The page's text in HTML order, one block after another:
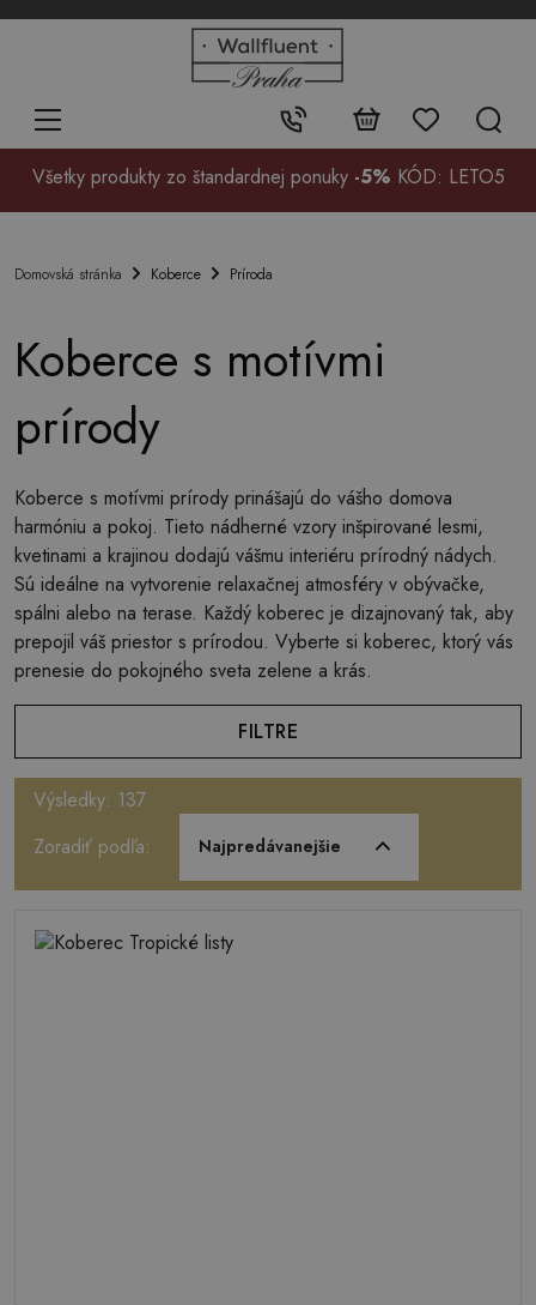
Kontakt:
+48
99
Všetky produkty zo štandardnej ponuky -5% KÓD: LETO5
Domovská stránka Koberce Príroda
Koberce s motívmi
prírody
Koberce s motívmi prírody prinášajú do vášho domova
harmóniu a pokoj. Tieto nádherné vzory inšpirované lesmi,
kvetinami a krajinou dodajú vášmu interiéru prírodný nádych.
Sú ideálne na vytvorenie relaxačnej atmosféry v obývačke,
spálni alebo na terase. Každý koberec je dizajnovaný tak, aby
prepojil váš priestor s prírodou. Vyberte si koberec, ktorý vás
prenesie do pokojného sveta zelene a krás.
FILTRE
Výsledky: 137
Zoradiť podľa:
Najpredávanejšie